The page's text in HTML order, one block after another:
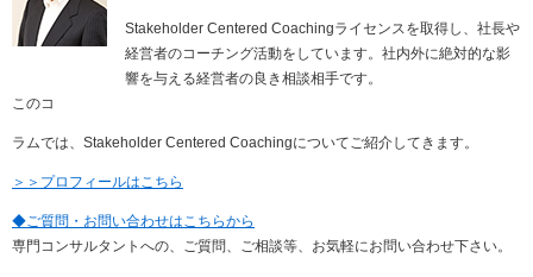
Stakeholder Centered Coachingライセンスを取得し、社長や
経営者のコーチング活動をしています。社内外に絶対的な影
響を与える経営者の良き相談相手です。
このコ
ラムでは、Stakeholder Centered Coachingについてご紹介してきます。
＞＞プロフィールはこちら
◆ご質問・お問い合わせはこちらから
専門コンサルタントへの、ご質問、ご相談等、お気軽にお問い合わせ下さい。